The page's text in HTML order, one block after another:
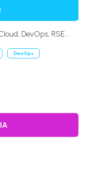
DevOps, RSE...
DevOps